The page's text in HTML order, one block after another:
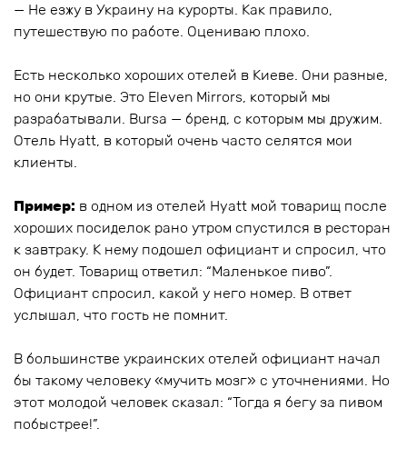
— Не езжу в Украину на курорты. Как правило,
путешествую по работе. Оцениваю плохо.
Есть несколько хороших отелей в Киеве. Они разные,
но они крутые. Это Еleven Mirrors, который мы
разрабатывали. Bursa — бренд, с которым мы дружим.
Отель Hyatt, в который очень часто селятся мои
клиенты.
Пример: в одном из отелей Hyatt мой товарищ после
хороших посиделок рано утром спустился в ресторан
к завтраку. К нему подошел официант и спросил, что
он будет. Товарищ ответил: “Маленькое пиво”.
Официант спросил, какой у него номер. В ответ
услышал, что гость не помнит.
В большинстве украинских отелей официант начал
бы такому человеку «мучить мозг» с уточнениями. Но
этот молодой человек сказал: “Тогда я бегу за пивом
побыстрее!”.